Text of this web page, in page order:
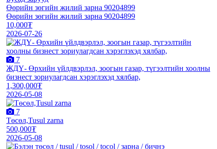
Өөрийн зөгийн жилий зарна 90204899
Өөрийн зөгийн жилий зарна 90204899
10,000₮
2026-07-26
7
ЖДҮ- Өрхийн үйлдвэрлэл, зоогын газар, түгээлтийн хоолны
бизнест зориулагдсан хэрэглэхэд хялбар,
1,300,000₮
2026-05-08
7
Төсөл,Tusul zarna
500,000₮
2026-05-08